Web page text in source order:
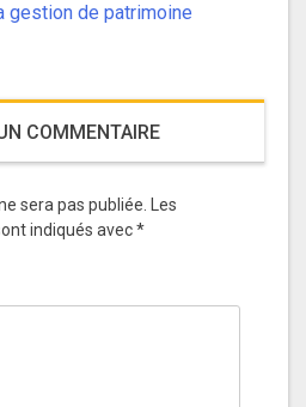
gestion de patrimoine
COMMENTAIRE
sera pas publiée. Les
indiqués avec*